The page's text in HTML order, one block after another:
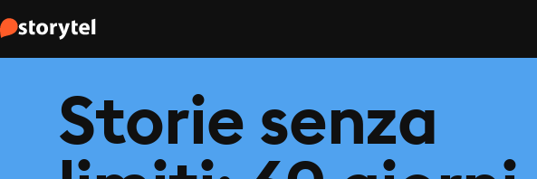
Storie senza